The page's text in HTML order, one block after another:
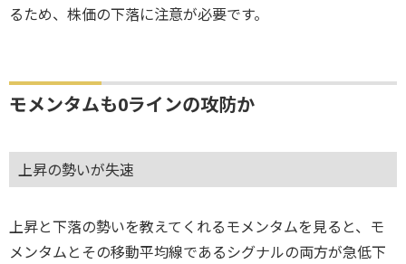
るため、株価の下落に注意が必要です。
モメンタムも0ラインの攻防か
上昇の勢いが失速
上昇と下落の勢いを教えてくれるモメンタムを見ると、モ
メンタムとその移動平均線であるシグナルの両方が急低下